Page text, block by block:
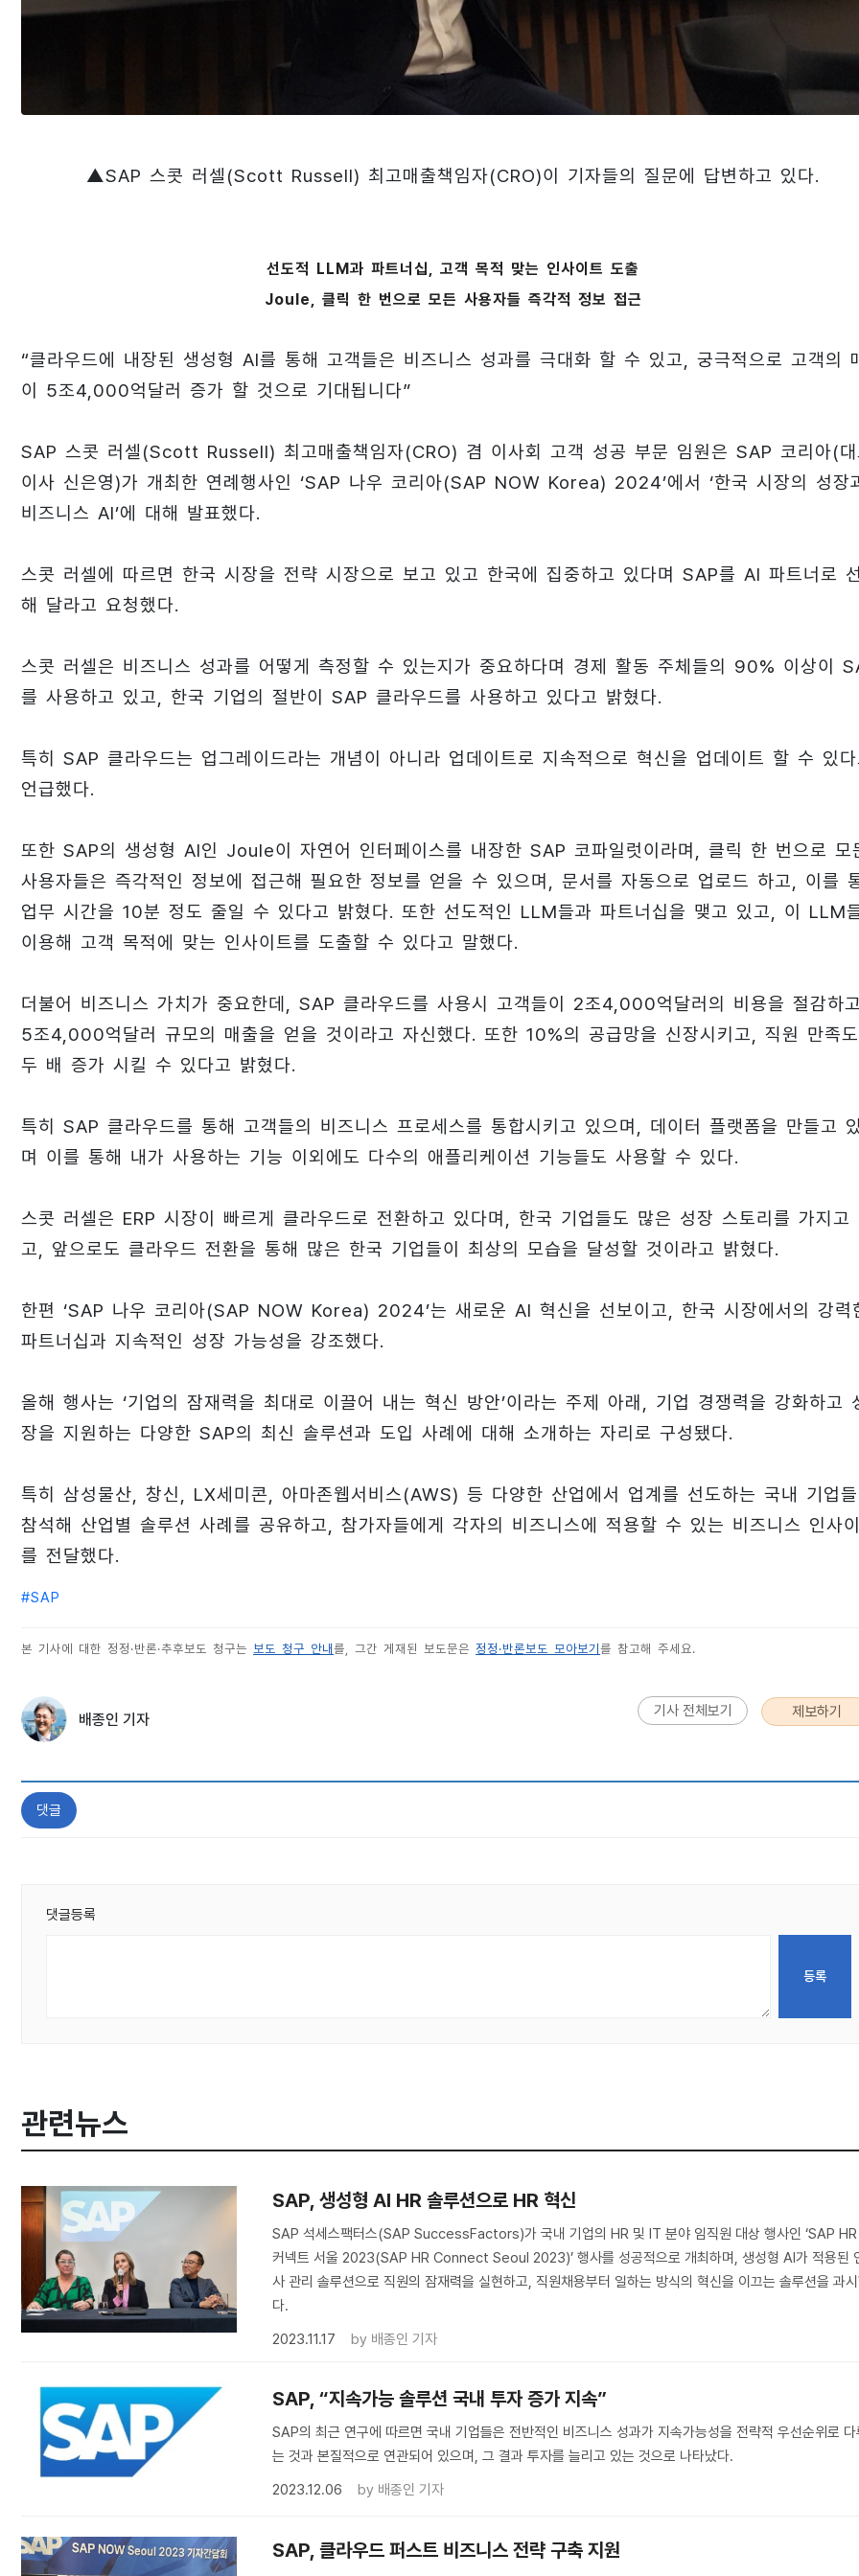
▲SAP 스콧 러셀(Scott Russell) 최고매출책임자(CRO)이 기자들의 질문에 답변하고 있다.
선도적 LLM과 파트너십, 고객 목적 맞는 인사이트 도출
Joule, 클릭 한 번으로 모든 사용자들 즉각적 정보 접근
“클라우드에 내장된 생성형 AI를 통해 고객들은 비즈니스 성과를 극대화 할 수 있고, 궁극적으로 고객의
이 5조4,000억달러 증가 할 것으로 기대됩니다”
SAP 스콧 러셀(Scott Russell) 최고매출책임자(CRO) 겸 이사회 고객 성공 부문 임원은 SAP 코리아(대
이사 신은영)가 개최한 연례행사인 ‘SAP 나우 코리아(SAP NOW Korea) 2024’에서 ‘한국 시장의 성장
비즈니스 AI’에 대해 발표했다.
스콧 러셀에 따르면 한국 시장을 전략 시장으로 보고 있고 한국에 집중하고 있다며 SAP를 AI 파트너로
해 달라고 요청했다.
스콧 러셀은 비즈니스 성과를 어떻게 측정할 수 있는지가 중요하다며 경제 활동 주체들의 90% 이상이
를 사용하고 있고, 한국 기업의 절반이 SAP 클라우드를 사용하고 있다고 밝혔다.
특히 SAP 클라우드는 업그레이드라는 개념이 아니라 업데이트로 지속적으로 혁신을 업데이트 할 수 있다
언급했다.
또한 SAP의 생성형 AI인 Joule이 자연어 인터페이스를 내장한 SAP 코파일럿이라며, 클릭 한 번으로 모
사용자들은 즉각적인 정보에 접근해 필요한 정보를 얻을 수 있으며, 문서를 자동으로 업로드 하고, 이를
업무 시간을 10분 정도 줄일 수 있다고 밝혔다. 또한 선도적인 LLM들과 파트너십을 맺고 있고, 이 LLM
이용해 고객 목적에 맞는 인사이트를 도출할 수 있다고 말했다.
더불어 비즈니스 가치가 중요한데, SAP 클라우드를 사용시 고객들이 2조4,000억달러의 비용을 절감하
5조4,000억달러 규모의 매출을 얻을 것이라고 자신했다. 또한 10%의 공급망을 신장시키고, 직원 만족
두 배 증가 시킬 수 있다고 밝혔다.
특히 SAP 클라우드를 통해 고객들의 비즈니스 프로세스를 통합시키고 있으며, 데이터 플랫폼을 만들고
며 이를 통해 내가 사용하는 기능 이외에도 다수의 애플리케이션 기능들도 사용할 수 있다.
스콧 러셀은 ERP 시장이 빠르게 클라우드로 전환하고 있다며, 한국 기업들도 많은 성장 스토리를 가지고
고, 앞으로도 클라우드 전환을 통해 많은 한국 기업들이 최상의 모습을 달성할 것이라고 밝혔다.
한편 ‘SAP 나우 코리아(SAP NOW Korea) 2024’는 새로운 AI 혁신을 선보이고, 한국 시장에서의 강력
파트너십과 지속적인 성장 가능성을 강조했다.
올해 행사는 ‘기업의 잠재력을 최대로 이끌어 내는 혁신 방안’이라는 주제 아래, 기업 경쟁력을 강화하고
장을 지원하는 다양한 SAP의 최신 솔루션과 도입 사례에 대해 소개하는 자리로 구성됐다.
특히 삼성물산, 창신, LX세미콘, 아마존웹서비스(AWS) 등 다양한 산업에서 업계를 선도하는 국내 기업들
참석해 산업별 솔루션 사례를 공유하고, 참가자들에게 각자의 비즈니스에 적용할 수 있는 비즈니스 인사
를 전달했다.
#SAP
본 기사에 대한 정정·반론·추후보도 청구는 보도 청구 안내 를, 그간 게재된 보도문은 정정·반론보도 모아보기 를 참고해 주세요.
배종인 기자 기사 전체보기 제보하기
댓글
댓글등록
관련뉴스
SAP, 생성형 AI HR 솔루션으로 HR 혁신
SAP 석세스팩터스(SAP SuccessFactors)가 국내 기업의 HR 및 IT 분야 임직원 대상 행사인 ‘SAP HR
커넥트 서울 2023(SAP HR Connect Seoul 2023)’ 행사를 성공적으로 개최하며, 생성형 AI가 적용된
사 관리 솔루션으로 직원의 잠재력을 실현하고, 직원채용부터 일하는 방식의 혁신을 이끄는 솔루션을 과
다.
2023.11.17
by 배종인 기자
SAP, “지속가능 솔루션 국내 투자 증가 지속”
SAP의 최근 연구에 따르면 국내 기업들은 전반적인 비즈니스 성과가 지속가능성을 전략적 우선순위로 다
는 것과 본질적으로 연관되어 있으며, 그 결과 투자를 늘리고 있는 것으로 나타났다.
2023.12.06
by 배종인 기자
SAP, 클라우드 퍼스트 비즈니스 전략 구축 지원